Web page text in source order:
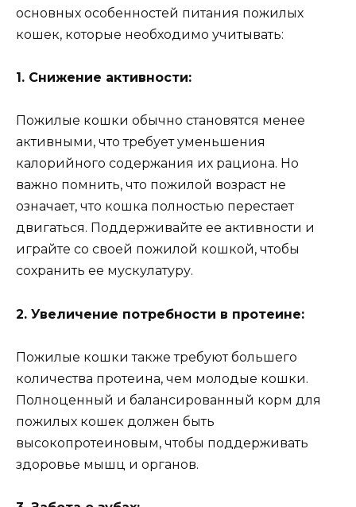
основных особенностей питания пожилых
кошек, которые необходимо учитывать:
1. Снижение активности:
Пожилые кошки обычно становятся менее
активными, что требует уменьшения
калорийного содержания их рациона. Но
важно помнить, что пожилой возраст не
означает, что кошка полностью перестает
двигаться. Поддерживайте ее активности и
играйте со своей пожилой кошкой, чтобы
сохранить ее мускулатуру.
2. Увеличение потребности в протеине:
Пожилые кошки также требуют большего
количества протеина, чем молодые кошки.
Полноценный и балансированный корм для
пожилых кошек должен быть
высокопротеиновым, чтобы поддерживать
здоровье мышц и органов.